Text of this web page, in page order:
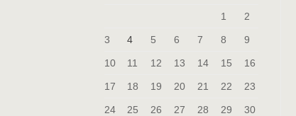
1
2
3 4 5 6 7 8 9
10 11 12 13 14 15 16
17 18 19 20 21 22 23
24 25 26 27 28 29 30